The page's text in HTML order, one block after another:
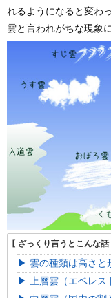
れるようになると変わ
雲と言われがちな現象
雲の種類は高さと
上層雲（エベレ